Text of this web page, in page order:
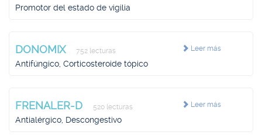
Promotor del estado de vigilia
Leer más
DONOMIX 752 lecturas
Antifúngico, Corticosteroide tópico
Leer más
FRENALER-D 520 lecturas
Antialérgico, Descongestivo